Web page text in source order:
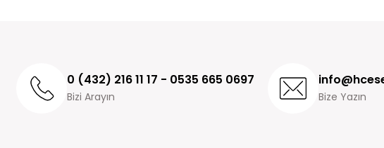
0 (432) 216 11 17 - 0535 665 0697
Bizi Arayın Bize Yazın